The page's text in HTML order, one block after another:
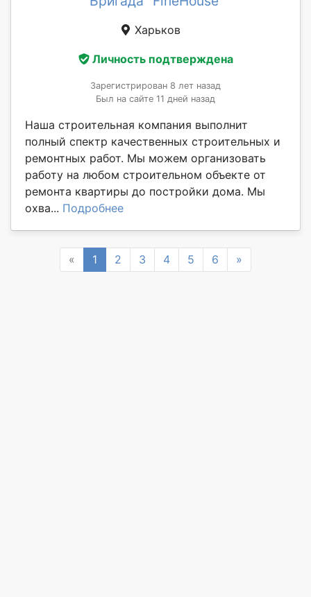
Харьков
Личность подтверждена
Зарегистрирован 8 лет назад
Был на сайте 11 дней назад
Наша строительная компания выполнит
полный спектр качественных строительных и
ремонтных работ. Мы можем организовать
работу на любом строительном объекте от
ремонта квартиры до постройки дома. Мы
охва... Подробнее
« Previous
1 2 3 4 5 6 »